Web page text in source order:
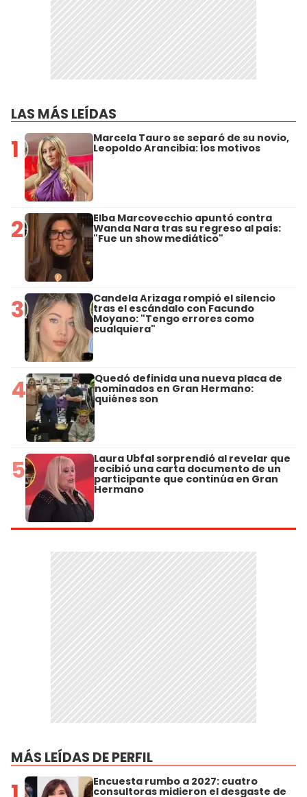
LAS MÁS LEÍDAS
1 Marcela Tauro se separó de su novio,
Leopoldo Arancibia: los motivos
2 Elba Marcovecchio apuntó contra
Wanda Nara tras su regreso al país:
"Fue un show mediático"
3 Candela Arizaga rompió el silencio
tras el escándalo con Facundo
Moyano: "Tengo errores como
cualquiera"
4 Quedó definida una nueva placa de
nominados en Gran Hermano:
quiénes son
5 Laura Ubfal sorprendió al revelar que
recibió una carta documento de un
participante que continúa en Gran
Hermano
MÁS LEÍDAS DE PERFIL
Encuesta rumbo a 2027: cuatro
consultoras midieron el desgaste de